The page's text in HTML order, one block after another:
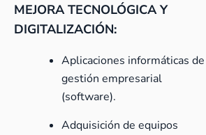
MEJORA TECNOLÓGICA Y
DIGITALIZACIÓN:
Aplicaciones informáticas de
gestión empresarial
(software).
Adquisición de equipos